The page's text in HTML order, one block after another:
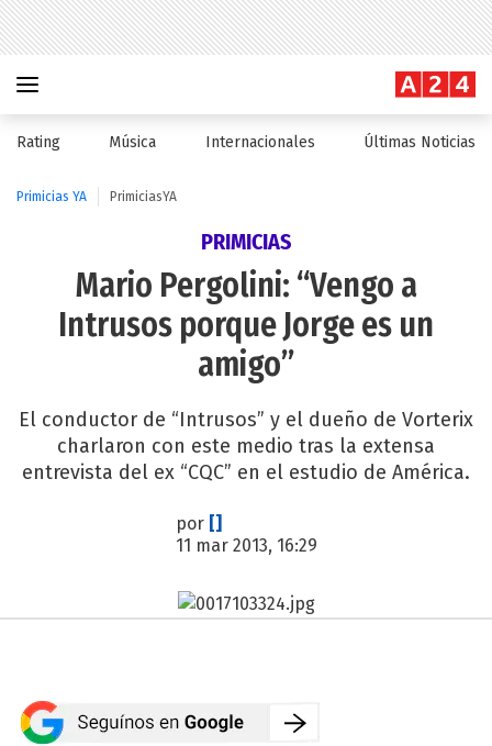
Rating Música Internacionales Últimas Noticias
Primicias YA PrimiciasYA
PRIMICIAS
Mario Pergolini: “Vengo a
Intrusos porque Jorge es un
amigo”
El conductor de “Intrusos” y el dueño de Vorterix
charlaron con este medio tras la extensa
entrevista del ex “CQC” en el estudio de América.
por []
11 mar 2013, 16:29